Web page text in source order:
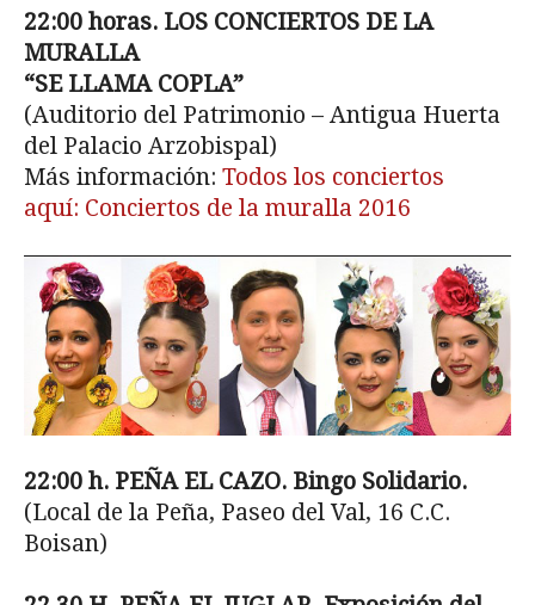
22:00 horas. LOS CONCIERTOS DE LA
MURALLA
“SE LLAMA COPLA”
(Auditorio del Patrimonio – Antigua Huerta
del Palacio Arzobispal)
Más información: Todos los conciertos
aquí: Conciertos de la muralla 2016
22:00 h. PEÑA EL CAZO. Bingo Solidario.
(Local de la Peña, Paseo del Val, 16 C.C.
Boisan)